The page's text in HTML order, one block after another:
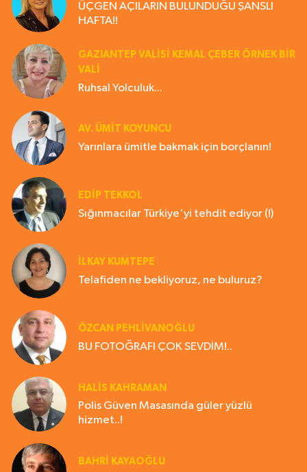
ÜÇGEN AÇILARIN BULUNDUĞU ŞANSLI
HAFTA!!
GAZIANTEP VALISI KEMAL ÇEBER ÖRNEK BİR
VALİ
Ruhsal Yolculuk...
AV. ÜMIT KOYUNCU
Yarınlara ümitle bakmak için borçlanın!
EDIP TEKKOL
Sığınmacılar Türkiye'yi tehdit ediyor (!)
İLKAY KUMTEPE
Telafiden ne bekliyoruz, ne buluruz?
ÖZCAN PEHLİVANOĞLU
BU FOTOĞRAFI ÇOK SEVDİM!..
HALIS KAHRAMAN
Polis Güven Masasında güler yüzlü
hizmet..!
BAHRI KAYAOĞLU